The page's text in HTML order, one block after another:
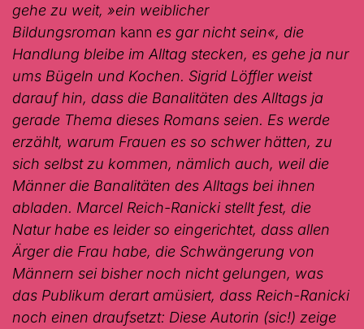
gehe zu weit, »ein weiblicher
Bildungsroman kann es gar nicht sein«, die
Handlung bleibe im Alltag stecken, es gehe ja nur
ums Bügeln und Kochen. Sigrid Löffler weist
darauf hin, dass die Banalitäten des Alltags ja
gerade Thema dieses Romans seien. Es werde
erzählt, warum Frauen es so schwer hätten, zu
sich selbst zu kommen, nämlich auch, weil die
Männer die Banalitäten des Alltags bei ihnen
abladen. Marcel Reich-Ranicki stellt fest, die
Natur habe es leider so eingerichtet, dass allen
Ärger die Frau habe, die Schwängerung von
Männern sei bisher noch nicht gelungen, was
das Publikum derart amüsiert, dass Reich-Ranicki
noch einen draufsetzt: Diese Autorin (sic!) zeige